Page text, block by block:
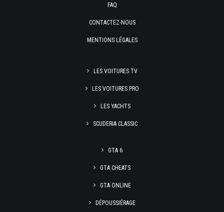
FAQ
CONTACTEZ-NOUS
MENTIONS LÉGALES
LES VOITURES TV
LES VOITURES PRO
LES YACHTS
SCUDERIA CLASSIC
GTA 6
GTA CHEATS
GTA ONLINE
DÉPOUSSIÉRAGE